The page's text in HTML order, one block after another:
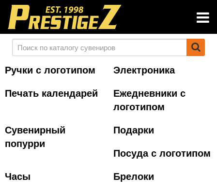
Ручки с логотипом
Электроника
Печать календарей
Ежедневники с
логотипом
Сувенирный
попурри
Подарки
Посуда с логотипом
Часы
Брелоки